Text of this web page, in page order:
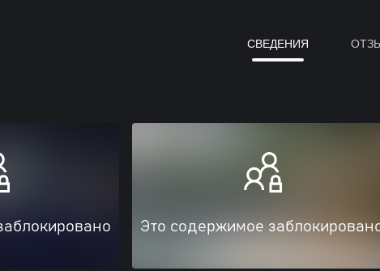
СВЕДЕНИЯ
Это содержимое